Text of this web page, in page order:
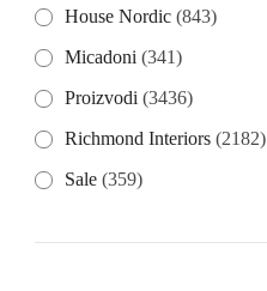
House Nordic (843)
Micadoni (341)
Proizvodi (3436)
Richmond Interiors (2182)
Sale (359)